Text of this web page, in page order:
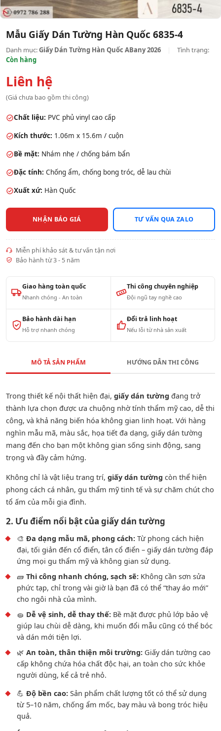
Mẫu Giấy Dán Tường Hàn Quốc 6835-4
Danh mục:Giấy Dán Tường Hàn Quốc ABany 2026
Tình trạng:
Còn hàng
Liên hệ
(Giá chưa bao gồm thi công)
Chất liệu: PVC phủ vinyl cao cấp
Kích thước: 1.06m x 15.6m / cuộn
Bề mặt: Nhám nhẹ / chống bám bẩn
Đặc tính: Chống ẩm, chống bong tróc, dễ lau chùi
Xuất xứ: Hàn Quốc
NHẬN BÁO GIÁ TƯ VẤN QUA ZALO
Miễn phí khảo sát & tư vấn tận nơi
Bảo hành từ 3 - 5 năm
Giao hàng toàn quốc
Nhanh chóng - An toàn
Thi công chuyên nghiệp
Đội ngũ tay nghề cao
Bảo hành dài hạn
Hỗ trợ nhanh chóng
Đổi trả linh hoạt
Nếu lỗi từ nhà sản xuất
MÔ TẢ SẢN PHẨM HƯỚNG DẪN THI CÔNG
Trong thiết kế nội thất hiện đại, giấy dán tường đang trở
thành lựa chọn được ưa chuộng nhờ tính thẩm mỹ cao, dễ thi
công, và khả năng biến hóa không gian linh hoạt. Với hàng
nghìn mẫu mã, màu sắc, họa tiết đa dạng, giấy dán tường
mang đến cho bạn một không gian sống sinh động, sang
trọng và đầy cảm hứng.
Không chỉ là vật liệu trang trí, giấy dán tường còn thể hiện
phong cách cá nhân, gu thẩm mỹ tinh tế và sự chăm chút cho
tổ ấm của mỗi gia đình.
2. Ưu điểm nổi bật của giấy dán tường
🎨 Đa dạng mẫu mã, phong cách: Từ phong cách hiện
đại, tối giản đến cổ điển, tân cổ điển – giấy dán tường đáp
ứng mọi gu thẩm mỹ và không gian sử dụng.
🧱 Thi công nhanh chóng, sạch sẽ: Không cần sơn sửa
phức tạp, chỉ trong vài giờ là bạn đã có thể “thay áo mới”
cho ngôi nhà của mình.
🧽 Dễ vệ sinh, dễ thay thế: Bề mặt được phủ lớp bảo vệ
giúp lau chùi dễ dàng, khi muốn đổi mẫu cũng có thể bóc
và dán mới tiện lợi.
🌿 An toàn, thân thiện môi trường: Giấy dán tường cao
cấp không chứa hóa chất độc hại, an toàn cho sức khỏe
người dùng, kể cả trẻ nhỏ.
💪 Độ bền cao: Sản phẩm chất lượng tốt có thể sử dụng
từ 5–10 năm, chống ẩm mốc, bay màu và bong tróc hiệu
quả.